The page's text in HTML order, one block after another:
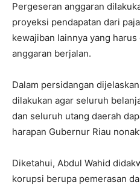
Pergeseran anggaran
proyeksi pendapatan dari
kewajiban lainnya yang
anggaran berjalan.
Dalam persidangan
dilakukan agar seluruh
dan seluruh utang daerah
harapan Gubernur Riau
Diketahui, Abdul Wahid
korupsi berupa pemerasan